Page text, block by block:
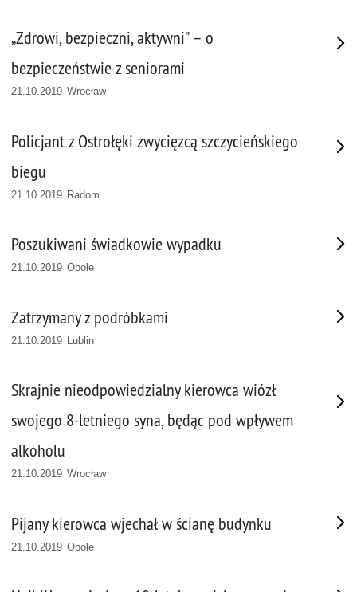
„Zdrowi, bezpieczni, aktywni” – o
bezpieczeństwie z seniorami
21.10.2019 Wrocław
Policjant z Ostrołęki zwycięzcą szczycieńskiego
biegu
21.10.2019 Radom
Poszukiwani świadkowie wypadku
21.10.2019 Opole
Zatrzymany z podróbkami
21.10.2019 Lublin
Skrajnie nieodpowiedzialny kierowca wiózł
swojego 8-letniego syna, będąc pod wpływem
alkoholu
21.10.2019 Wrocław
Pijany kierowca wjechał w ścianę budynku
21.10.2019 Opole